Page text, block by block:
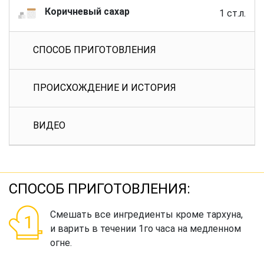
Коричневый сахар 1 ст.л.
СПОСОБ ПРИГОТОВЛЕНИЯ
ПРОИСХОЖДЕНИЕ И ИСТОРИЯ
ВИДЕО
СПОСОБ ПРИГОТОВЛЕНИЯ:
Смешать все ингредиенты кроме тархуна,
и варить в течении 1го часа на медленном
огне.